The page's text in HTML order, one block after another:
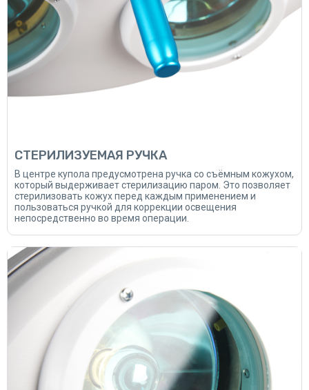
СТЕРИЛИЗУЕМАЯ РУЧКА
В центре купола предусмотрена ручка со съёмным кожухом,
который выдерживает стерилизацию паром. Это позволяет
стерилизовать кожух перед каждым применением и
пользоваться ручкой для коррекции освещения
непосредственно во время операции.